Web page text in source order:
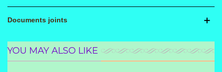
Documents joints
YOU MAY ALSO LIKE